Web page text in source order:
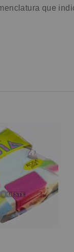
que